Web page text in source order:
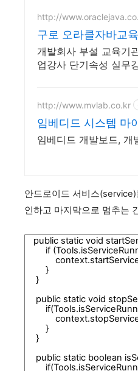
http://
구로 오라클자바교
개발회사 부설 교육기
업강사 단기속성 실무
http://www.mvlab.co.kr
임베디드 시스템 마
임베디드 개발보드, 개
안드로이드 서비스
인하고 마지막으로 멈추는